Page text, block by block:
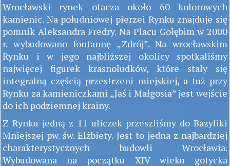
Wrocławski rynek otacza około 60 kolorowych
kamienic. Na południowej pierzei Rynku znajduje się
pomnik Aleksandra Fredry. Na Placu Gołębim w 2000
r. wybudowano fontannę „Zdrój”. Na wrocławskim
Rynku i w jego najbliższej okolicy spotkaliśmy
najwięcej figurek krasnoludków, które stały się
integralną częścią przestrzeni miejskiej, a tuż przy
Rynku za kamieniczkami „Jaś i Małgosia” jest wejście
do ich podziemnej krainy.
Z Rynku jedną z 11 uliczek przeszliśmy do Bazyliki
Mniejszej pw. św. Elżbiety. Jest to jedna z najbardziej
charakterystycznych budowli Wrocławia.
Wybudowana na początku XIV wieku gotycka